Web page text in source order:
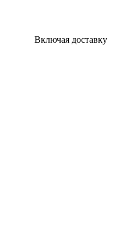
Включая доставку